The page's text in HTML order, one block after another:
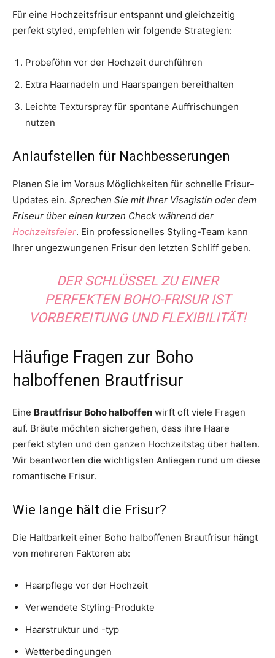
Für eine Hochzeitsfrisur entspannt und gleichzeitig
perfekt styled, empfehlen wir folgende Strategien:
Probeföhn vor der Hochzeit durchführen
Extra Haarnadeln und Haarspangen bereithalten
Leichte Texturspray für spontane Auffrischungen
nutzen
Anlaufstellen für Nachbesserungen
Planen Sie im Voraus Möglichkeiten für schnelle Frisur-
Updates ein. Sprechen Sie mit Ihrer Visagistin oder dem
Friseur über einen kurzen Check während der
Hochzeitsfeier. Ein professionelles Styling-Team kann
Ihrer ungezwungenen Frisur den letzten Schliff geben.
DER SCHLÜSSEL ZU EINER
PERFEKTEN BOHO-FRISUR IST
VORBEREITUNG UND FLEXIBILITÄT!
Häufige Fragen zur Boho
halboffenen Brautfrisur
Eine Brautfrisur Boho halboffen wirft oft viele Fragen
auf. Bräute möchten sichergehen, dass ihre Haare
perfekt stylen und den ganzen Hochzeitstag über halten.
Wir beantworten die wichtigsten Anliegen rund um diese
romantische Frisur.
Wie lange hält die Frisur?
Die Haltbarkeit einer Boho halboffenen Brautfrisur hängt
von mehreren Faktoren ab:
Haarpflege vor der Hochzeit
Verwendete Styling-Produkte
Haarstruktur und -typ
Wetterbedingungen